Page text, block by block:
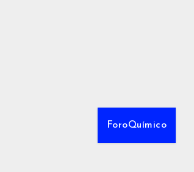
ForoQuímico